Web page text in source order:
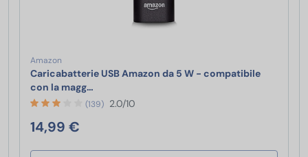
Amazon
Caricabatterie USB Amazon da 5 W - compatibile
con la magg…
(139) 2.0/10
14,99 €